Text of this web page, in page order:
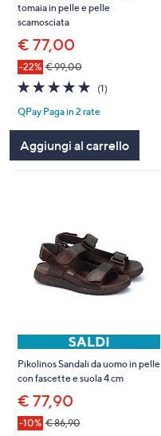
tomaia in pelle e pelle
scamosciata
€ 77,00
-22% € 99,00
5.0
of
5
(1)
QPay Paga in 2 rate
Aggiungi al carrello
Pikolinos Sandali da uomo in pelle
con fascette e suola 4 cm
€ 77,90
-10% € 86,90